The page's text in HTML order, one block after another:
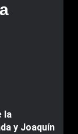
la
y Joaquín